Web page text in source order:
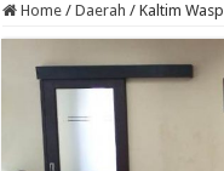
Home / Daerah / Kaltim